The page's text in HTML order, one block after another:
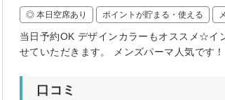
◎ 本日空席あり ポイントが貯まる・使える
当日予約OK デザインカラーもオススメ☆イ
せていただきます。 メンズパーマ人気です
口コミ